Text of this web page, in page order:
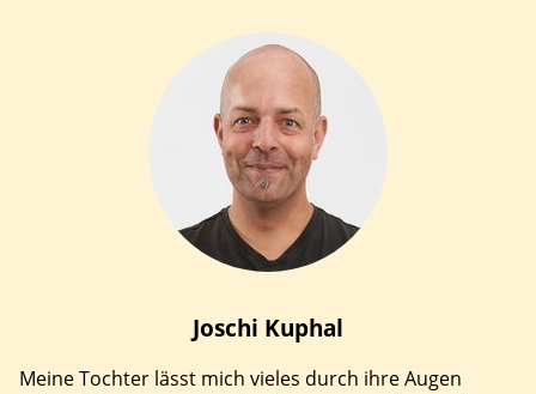
Joschi Kuphal
Meine Tochter lässt mich vieles durch ihre Augen